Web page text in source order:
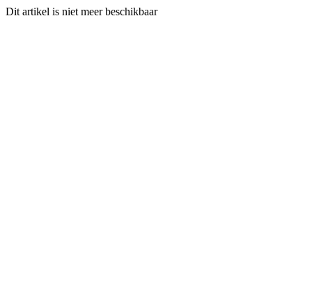
Dit artikel is niet meer beschikbaar